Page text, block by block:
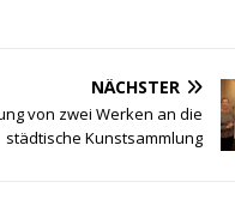
NÄCHSTER
von zwei Werken an die
städtische Kunstsammlung